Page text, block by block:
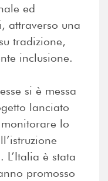
ed
attraverso una
tradizione,
inclusione.
si è messa
lanciato
lo
è stata
promosso